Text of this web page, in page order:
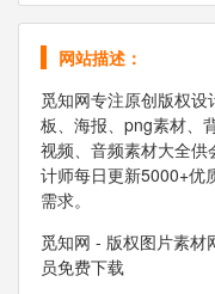
网站描述：
觅知网专注原创版权
板、海报、png素材、
视频、音频素材大全
计师每日更新5000+优
需求。
觅知网 - 版权图片素材
员免费下载